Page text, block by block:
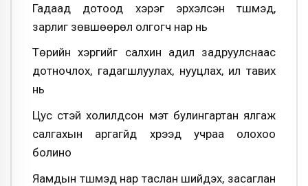
Гадаад дотоод хэрэг эрхэлсэн түшмэд,
зарлиг зөвшөөрөл олгогч нар нь
Төрийн хэргийг салхин адил задруулснаас
дотночлох, гадагшлуулах, нууцлах, ил тавих
нь
Цус сүүтэй холилдсон мэт булингартан ялгаж
салгахын аргагүйд хүрээд учраа олохоо
болино
Яамдын түшмэд нар таслан шийдэх, засаглан